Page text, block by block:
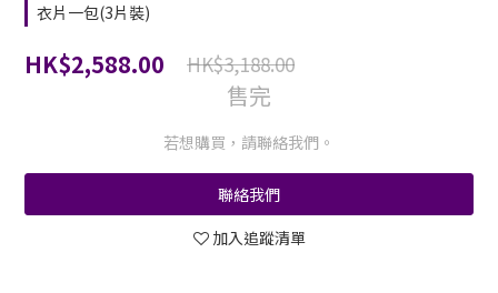
衣片一包(3片裝)
HK$2,588.00 HK$3,188.00
售完
若想購買，請聯絡我們。
聯絡我們
加入追蹤清單